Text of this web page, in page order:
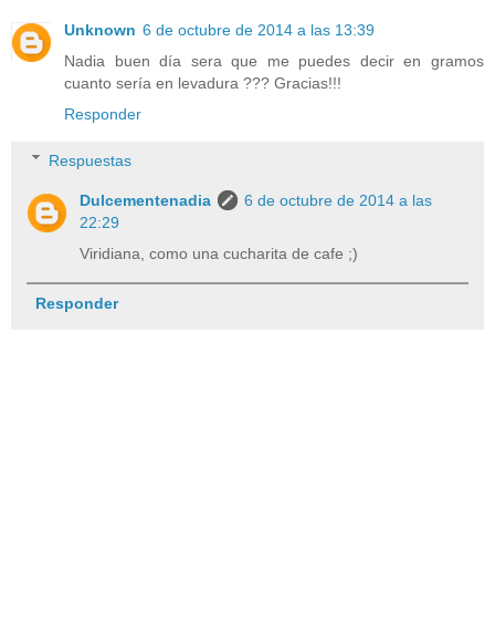
Unknown 6 de octubre de 2014 a las 13:39
Nadia buen día sera que me puedes decir en gramos
cuanto sería en levadura ??? Gracias!!!
Responder
Respuestas
Dulcementenadia
6 de octubre de 2014 a las
22:29
Viridiana, como una cucharita de cafe ;)
Responder